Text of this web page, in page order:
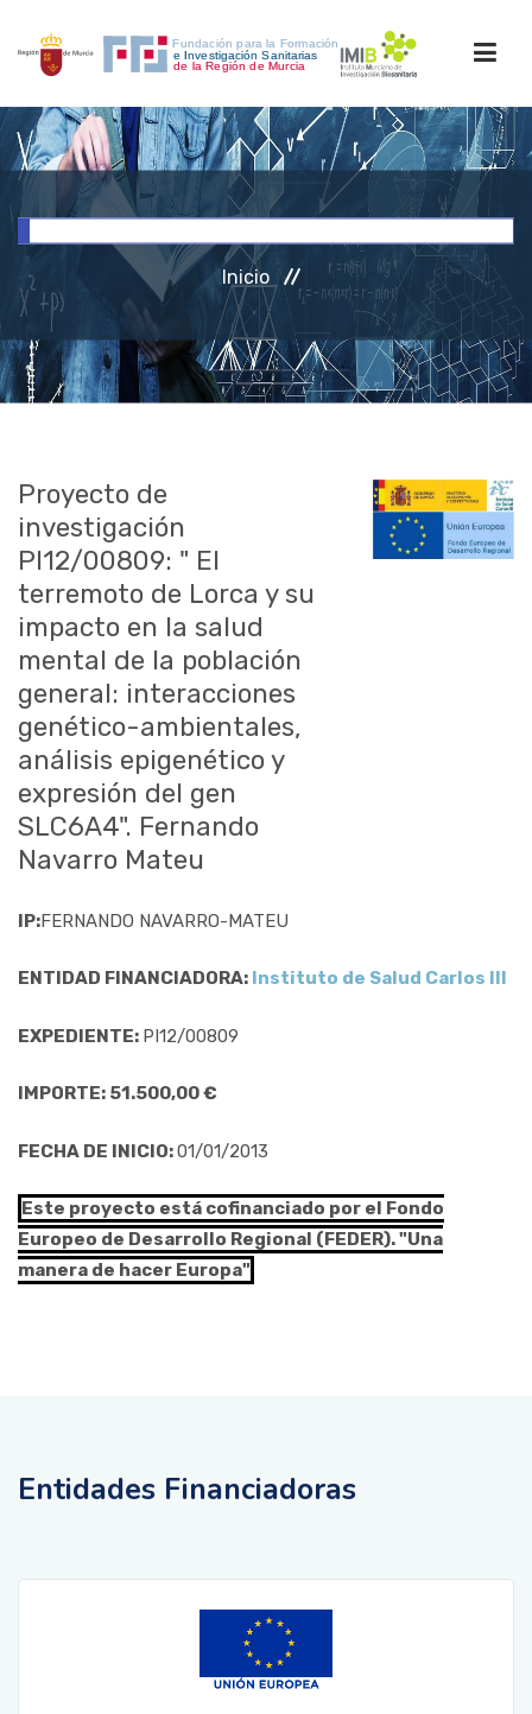
INICIO
INVESTIGACIÓN
RRHH
ACCESO PERSONAL
Inicio
Proyecto de
investigación
PI12/00809: " El
terremoto de Lorca y su
impacto en la salud
mental de la población
general: interacciones
genético-ambientales,
análisis epigenético y
expresión del gen
SLC6A4". Fernando
Navarro Mateu
IP:FERNANDO NAVARRO-MATEU
ENTIDAD FINANCIADORA: Instituto de Salud Carlos III
EXPEDIENTE: PI12/00809
IMPORTE: 51.500,00 €
FECHA DE INICIO:01/01/2013
Este proyecto está cofinanciado por el Fondo
Europeo de Desarrollo Regional (FEDER). "Una
manera de hacer Europa"
Entidades Financiadoras